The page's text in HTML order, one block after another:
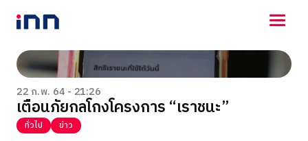
NEWS
ENTERTAINMENT
LIFESTYLE
HOROSCOPE
22 ก.พ. 64 - 21:26
เตือนภัยกลโกงโครงการ “เราชนะ”
ทั่วไป ข่าว